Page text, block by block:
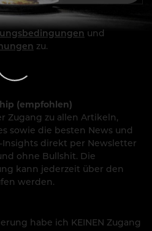
und
zu.
(empfohlen)
Zugang zu allen Artikeln,
sowie die besten News und
direkt per Newsletter
ohne Bullshit. Die
kann jederzeit über den
werden.
habe ich KEINEN Zugang